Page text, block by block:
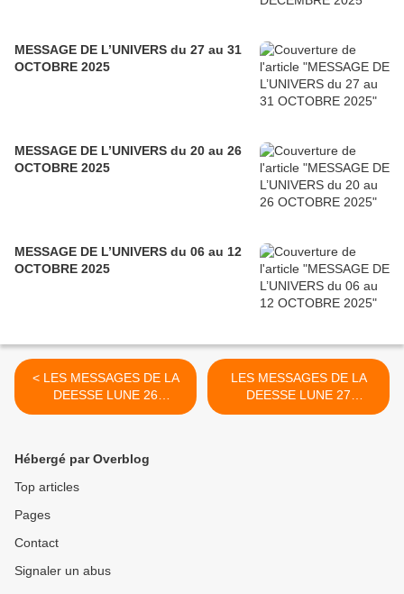
MESSAGE DE L’UNIVERS du 27 au 31
OCTOBRE 2025
MESSAGE DE L’UNIVERS du 20 au 26
OCTOBRE 2025
MESSAGE DE L’UNIVERS du 06 au 12
OCTOBRE 2025
< LES MESSAGES DE LA
DEESSE LUNE 26
SEPTEMBRE 2020
LES MESSAGES DE LA
DEESSE LUNE 27
SEPTEMBRE 2020 >
Hébergé par Overblog
Top articles
Pages
Contact
Signaler un abus